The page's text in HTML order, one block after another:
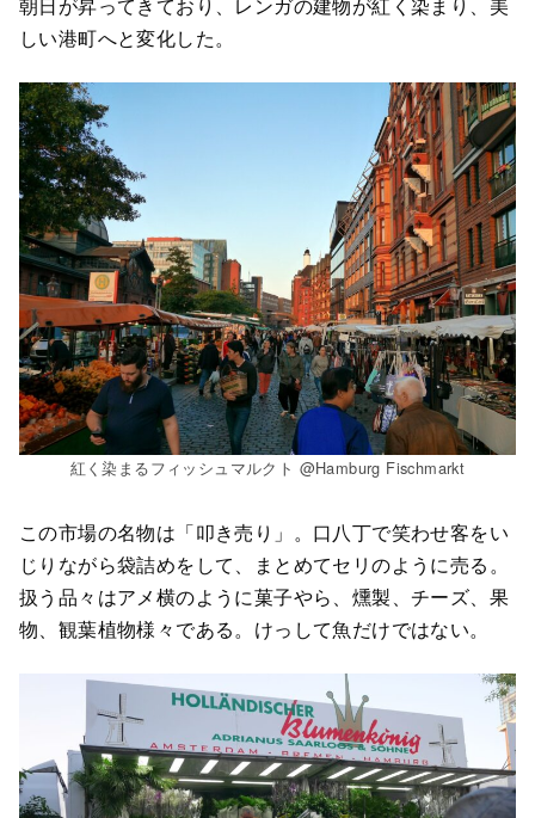
しい港町へと変化した。
紅く染まるフィッシュマルクト @Hamburg Fischmarkt
この市場の名物は「叩き売り」。口八丁で笑わせ客をい
じりながら袋詰めをして、まとめてセリのように売る。
扱う品々はアメ横のように菓子やら、燻製、チーズ、果
物、観葉植物様々である。けっして魚だけではない。